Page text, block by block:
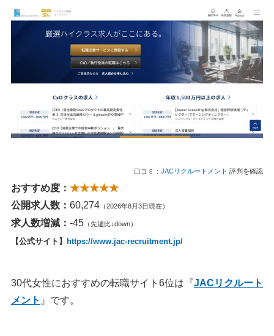
口コミ： JACリクルートメント 評判を確認
おすすめ度： ★★★★★
公開求人数： 60,274 （2026年8月3日現在）
求人数増減： -45 （先週比↓down）
【公式サイト】 https://www.jac-recruitment.jp/
30代女性におすすめの転職サイト6位は『JACリクルート
メント 』です。